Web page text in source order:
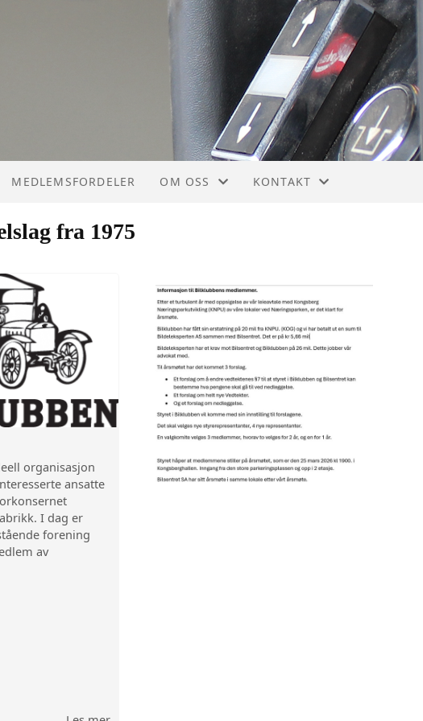
MEDLEMSFORDELER OM OSS KONTAKT
fra 1975
organisasjon
ansatte
I dag er
forening
av